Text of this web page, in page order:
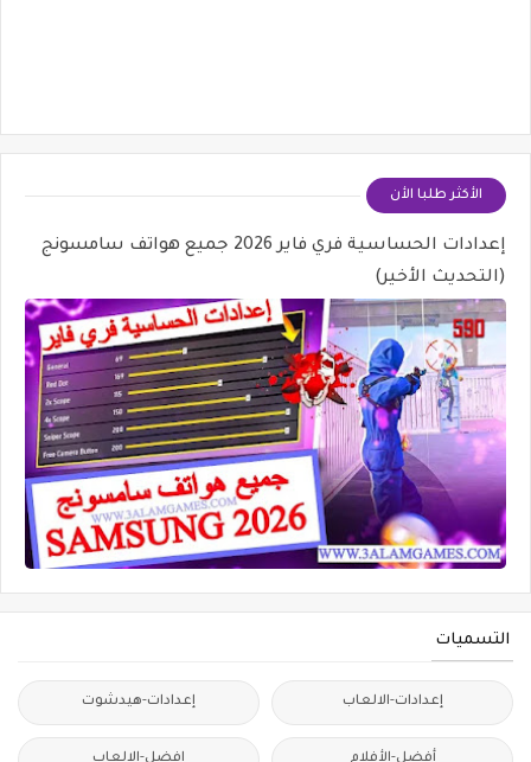
الأكثر طلبا الأن
إعدادات الحساسية فري فاير 2026 جميع هواتف سامسونج
(التحديث الأخير)
التسميات
إعدادات-الالعاب إعدادات-هيدشوت